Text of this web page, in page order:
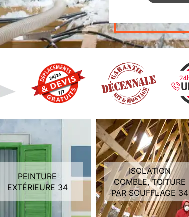
PEINTURE
EXTÉRIEURE 34
ISOLATION
COMBLE, TOITURE
PAR SOUFFLAGE 34